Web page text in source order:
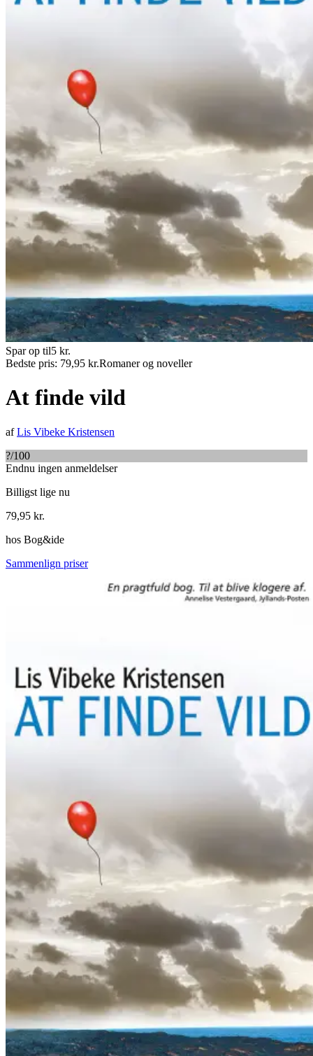
Spar op til5 kr.
Bedste pris: 79,95 kr.Romaner og noveller
At finde vild
afLis Vibeke Kristensen
?/100
Endnu ingen anmeldelser
Billigst lige nu
79,95 kr.
hos Bog&ide
Sammenlign priser